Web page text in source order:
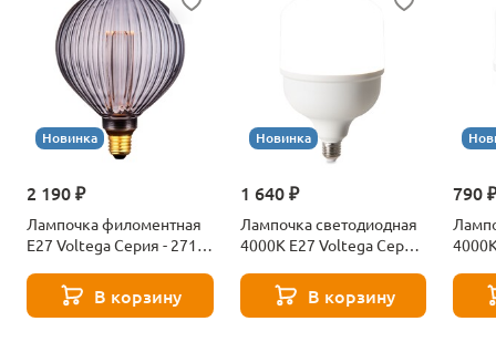
Новинка
2 190 ₽
Лампочка филоментная
Е27 Voltega Серия - 271
В корзину
Новинка
1 640 ₽
Лампочка светодиодная
4000К Е27 Voltega Серия
В корзину
790